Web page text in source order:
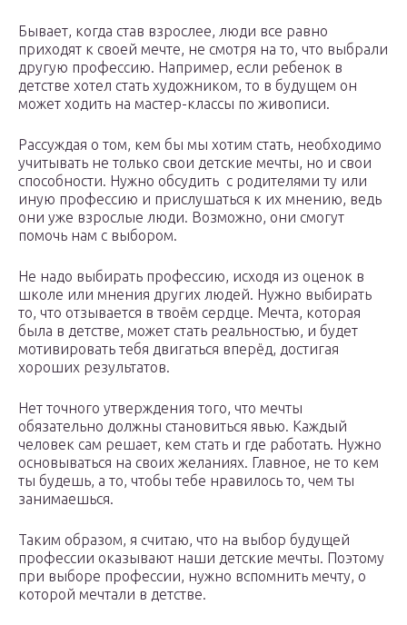
Бывает, когда став взрослее, люди все равно
приходят к своей мечте, не смотря на то, что выбрали
другую профессию. Например, если ребенок в
детстве хотел стать художником, то в будущем он
может ходить на мастер-классы по живописи.
Рассуждая о том, кем бы мы хотим стать, необходимо
учитывать не только свои детские мечты, но и свои
способности. Нужно обсудить с родителями ту или
иную профессию и прислушаться к их мнению, ведь
они уже взрослые люди. Возможно, они смогут
помочь нам с выбором.
Не надо выбирать профессию, исходя из оценок в
школе или мнения других людей. Нужно выбирать
то, что отзывается в твоём сердце. Мечта, которая
была в детстве, может стать реальностью, и будет
мотивировать тебя двигаться вперёд, достигая
хороших результатов.
Нет точного утверждения того, что мечты
обязательно должны становиться явью. Каждый
человек сам решает, кем стать и где работать. Нужно
основываться на своих желаниях. Главное, не то кем
ты будешь, а то, чтобы тебе нравилось то, чем ты
занимаешься.
Таким образом, я считаю, что на выбор будущей
профессии оказывают наши детские мечты. Поэтому
при выборе профессии, нужно вспомнить мечту, о
которой мечтали в детстве.